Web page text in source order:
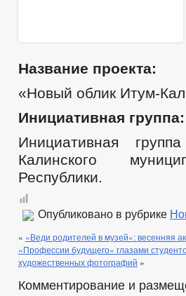
Название проекта:
«Новый облик Итум-
Инициативная группа:
Инициативная
Калинского
Республики.
Опубликовано в рубрике
« «Веди родителей в музей»: весенняя
«Профессии будущего» глазами
художественных фотографий »
Комментирование и